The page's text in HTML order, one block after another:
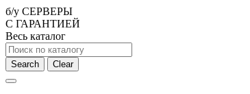
б/у СЕРВЕРЫ
С ГАРАНТИЕЙ
Весь каталог
Search Clear